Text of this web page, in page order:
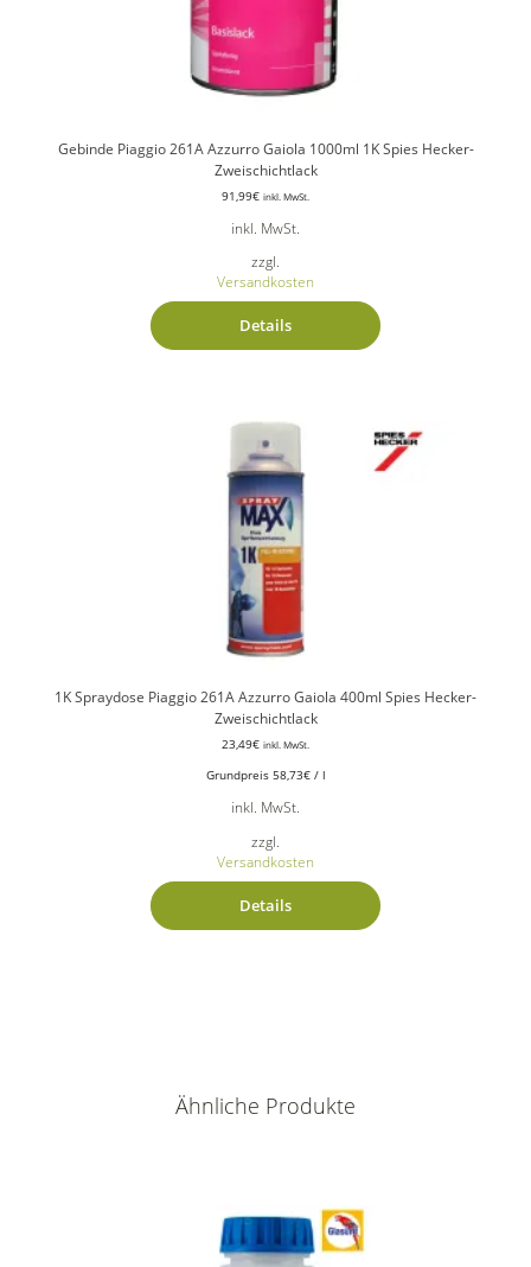
Gebinde Piaggio 261A Azzurro Gaiola 1000ml 1K Spies Hecker-
Zweischichtlack
91,99€ inkl. MwSt.
inkl. MwSt.
zzgl.
Versandkosten
Details
1K Spraydose Piaggio 261A Azzurro Gaiola 400ml Spies Hecker-
Zweischichtlack
23,49€ inkl. MwSt.
Grundpreis 58,73€/ l
inkl. MwSt.
zzgl.
Versandkosten
Details
Ähnliche Produkte